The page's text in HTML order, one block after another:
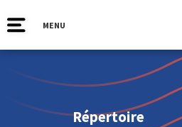
MENU
Répertoire